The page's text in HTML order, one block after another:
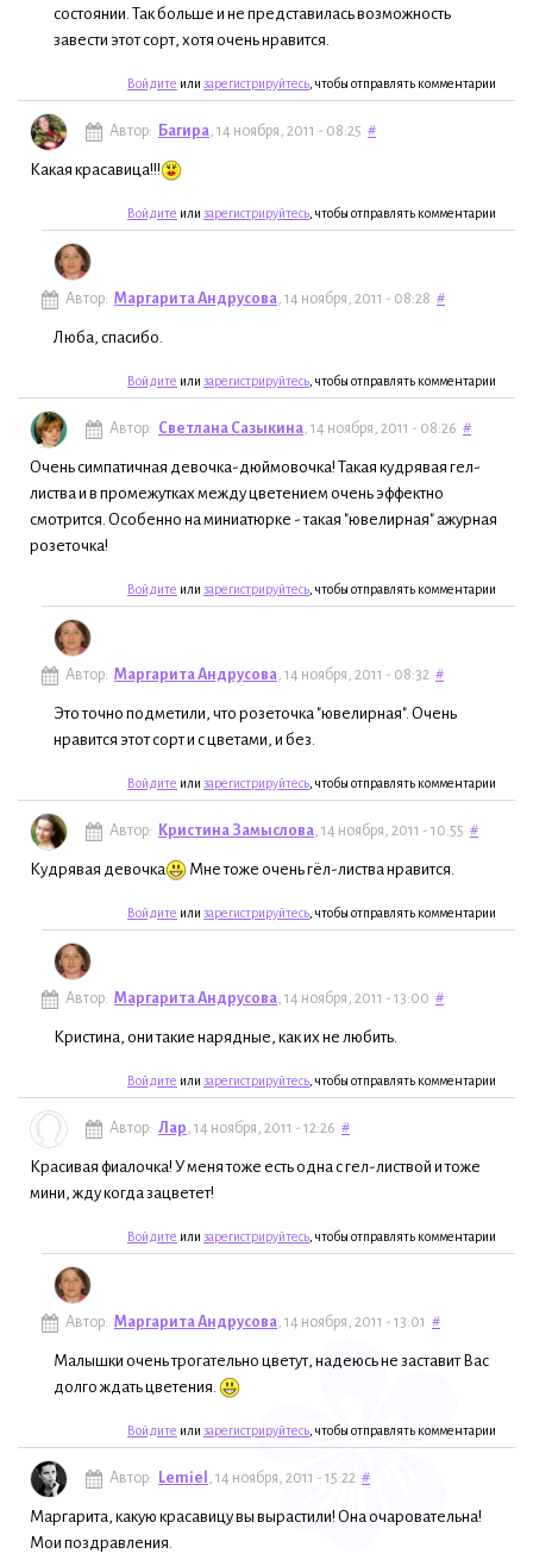
состоянии. Так больше и не представилась возможность
завести этот сорт, хотя очень нравится.
Войдите или зарегистрируйтесь , чтобы отправлять комментарии
Автор: Багира, 14 ноября, 2011 - 08:25 #
Какая красавица!!!
Войдите или зарегистрируйтесь , чтобы отправлять комментарии
Автор: Маргарита Андрусова, 14 ноября, 2011 - 08:28 #
Люба, спасибо.
Войдите или зарегистрируйтесь , чтобы отправлять комментарии
Автор: Светлана Сазыкина, 14 ноября, 2011 - 08:26 #
Очень симпатичная девочка-дюймовочка! Такая кудрявая гел-
листва и в промежутках между цветением очень эффектно
смотрится. Особенно на миниатюрке - такая "ювелирная" ажурная
розеточка!
Войдите или зарегистрируйтесь , чтобы отправлять комментарии
Автор: Маргарита Андрусова, 14 ноября, 2011 - 08:32 #
Это точно подметили, что розеточка "ювелирная". Очень
нравится этот сорт и с цветами, и без.
Войдите или зарегистрируйтесь , чтобы отправлять комментарии
Автор: Кристина Замыслова, 14 ноября, 2011 - 10:55 #
Кудрявая девочка Мне тоже очень гёл-листва нравится.
Войдите или зарегистрируйтесь , чтобы отправлять комментарии
Автор: Маргарита Андрусова, 14 ноября, 2011 - 13:00 #
Кристина, они такие нарядные, как их не любить.
Войдите или зарегистрируйтесь , чтобы отправлять комментарии
Автор: Лар, 14 ноября, 2011 - 12:26 #
Красивая фиалочка! У меня тоже есть одна с гел-листвой и тоже
мини, жду когда зацветет!
Войдите или зарегистрируйтесь , чтобы отправлять комментарии
Автор: Маргарита Андрусова, 14 ноября, 2011 - 13:01 #
Малышки очень трогательно цветут, надеюсь не заставит Вас
долго ждать цветения.
Войдите или зарегистрируйтесь , чтобы отправлять комментарии
Автор: Lemiel , 14 ноября, 2011 - 15:22 #
Маргарита, какую красавицу вы вырастили! Она очаровательна!
Мои поздравления.